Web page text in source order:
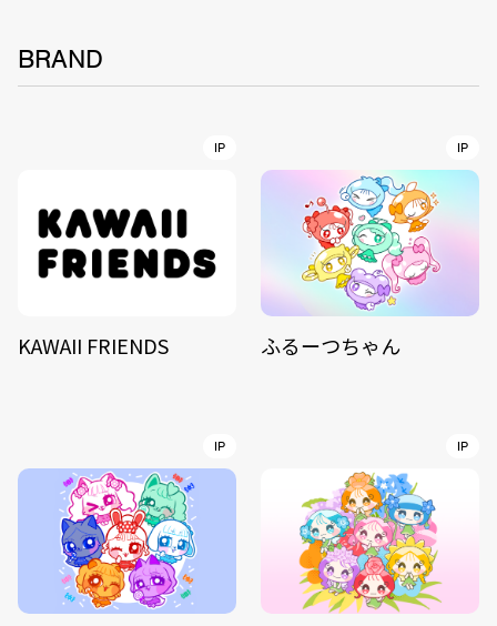
BRAND
IP
KAWAII FRIENDS
IP
ふるーつちゃん
IP IP